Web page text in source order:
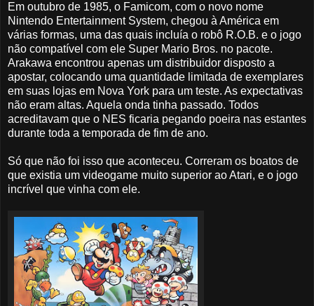
Em outubro de 1985, o Famicom, com o novo nome
Nintendo Entertainment System, chegou à América em
várias formas, uma das quais incluía o robô R.O.B. e o jogo
não compatível com ele Super Mario Bros. no pacote.
Arakawa encontrou apenas um distribuidor disposto a
apostar, colocando uma quantidade limitada de exemplares
em suas lojas em Nova York para um teste. As expectativas
não eram altas. Aquela onda tinha passado. Todos
acreditavam que o NES ficaria pegando poeira nas estantes
durante toda a temporada de fim de ano.
Só que não foi isso que aconteceu. Correram os boatos de
que existia um videogame muito superior ao Atari, e o jogo
incrível que vinha com ele.